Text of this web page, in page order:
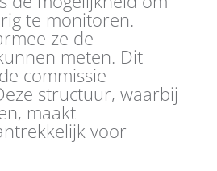
te monitoren.
ze de
meten. Dit
commissie
structuur, waarbij
maakt
voor